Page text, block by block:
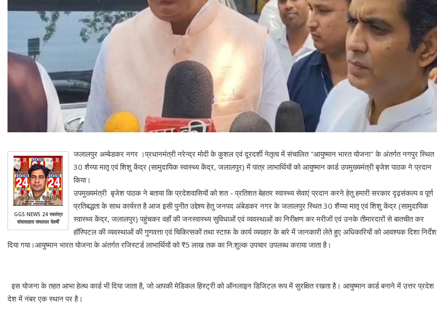
GGS NEWS 24 स्वतंत्र
संवाददाता रामलाल देवर्षी
जलालपुर अम्बेडकर नगर ।प्रधानमंत्री नरेन्द्र मोदी के कुशल एवं दूरदर्शी नेतृत्व में संचालित "आयुष्मान भारत योजना" के अंतर्गत नगपुर स्थित
30 शैय्या मातृ एवं शिशु केंद्र (सामुदायिक स्वास्थ्य केंद्र, जलालपुर) में पात्र लाभार्थियों को आयुष्मान कार्ड उपमुख्यमंत्री बृजेश पाठक ने प्रदान
किया।
उपमुख्यमंत्री बृजेश पाठक ने बताया कि प्रदेशवासियों को शत - प्रतिशत बेहतर स्वास्थ्य सेवाएं प्रदान करने हेतु हमारी सरकार दृढ़संकल्प व पूर्ण
प्रतिबद्धता के साथ कार्यरत है आज इसी पुनीत उद्देश्य हेतु जनपद अंबेडकर नगर के जलालपुर स्थित 30 शैय्या मातृ एवं शिशु केंद्र (सामुदायिक
स्वास्थ्य केंद्र, जलालपुर) पहुंचकर वहाँ की जनस्वास्थ्य सुविधाओं एवं व्यवस्थाओं का निरीक्षण कर मरीजों एवं उनके तीमारदारों से बातचीत कर
हॉस्पिटल की व्यवस्थाओं की गुणवत्ता एवं चिकित्सकों तथा स्टाफ के कार्य व्यवहार के बारे में जानकारी लेते हुए अधिकारियों को आवश्यक दिशा निर्देश
दिया गया।आयुष्मान भारत योजना के अंतर्गत रजिस्टर्ड लाभार्थियों को ₹5 लाख तक का नि:शुल्क उपचार उपलब्ध कराया जाता है।
इस योजना के तहत आभा हेल्थ कार्ड भी दिया जाता है, जो आपकी मेडिकल हिस्ट्री को ऑनलाइन डिजिटल रूप में सुरक्षित रखता है। आयुष्मान कार्ड बनाने में उत्तर प्रदेश
देश में नंबर एक स्थान पर है।